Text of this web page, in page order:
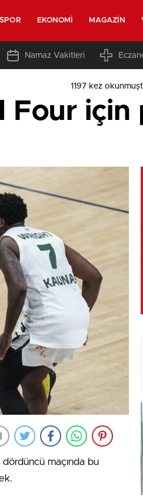
SPOR EKONOMI MAGAZIN
Namaz Vakitleri
1197 kez
Four için
maçında bu